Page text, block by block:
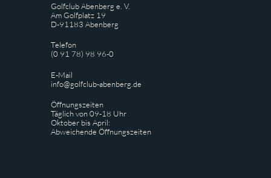
Golfclub Abenberg e. V.
Am Golfplatz 19
D-91183 Abenberg
Telefon
(0 91 78) 98 96-0
E-Mail
info@golfclub-abenberg.de
Öffnungszeiten
Täglich von 09-18 Uhr
Oktober bis April:
Abweichende Öffnungszeiten